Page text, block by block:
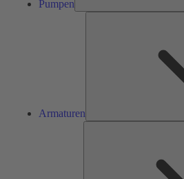
Pumpen
Armaturen